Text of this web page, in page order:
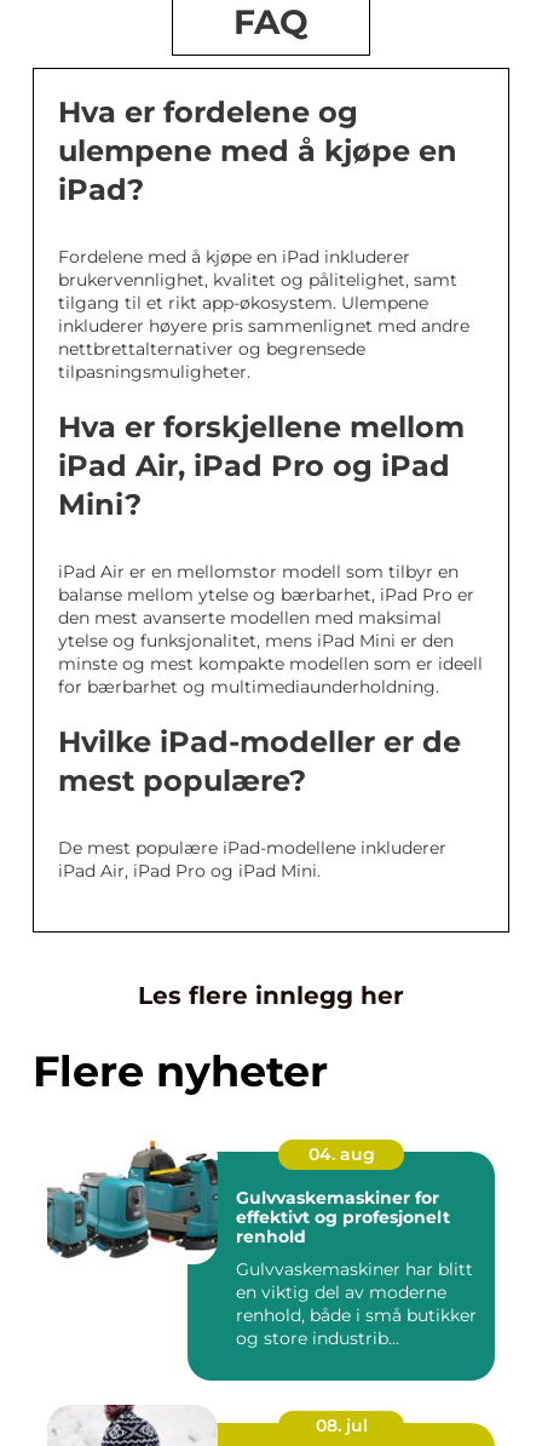
FAQ
Hva er fordelene og
ulempene med å kjøpe en
iPad?
Fordelene med å kjøpe en iPad inkluderer
brukervennlighet, kvalitet og pålitelighet, samt
tilgang til et rikt app-økosystem. Ulempene
inkluderer høyere pris sammenlignet med andre
nettbrettalternativer og begrensede
tilpasningsmuligheter.
Hva er forskjellene mellom
iPad Air, iPad Pro og iPad
Mini?
iPad Air er en mellomstor modell som tilbyr en
balanse mellom ytelse og bærbarhet, iPad Pro er
den mest avanserte modellen med maksimal
ytelse og funksjonalitet, mens iPad Mini er den
minste og mest kompakte modellen som er ideell
for bærbarhet og multimediaunderholdning.
Hvilke iPad-modeller er de
mest populære?
De mest populære iPad-modellene inkluderer
iPad Air, iPad Pro og iPad Mini.
Les flere innlegg her
Flere nyheter
04. aug
Gulvvaskemaskiner for
effektivt og profesjonelt
renhold
Gulvvaskemaskiner har blitt
en viktig del av moderne
renhold, både i små butikker
og store industrib...
08. jul